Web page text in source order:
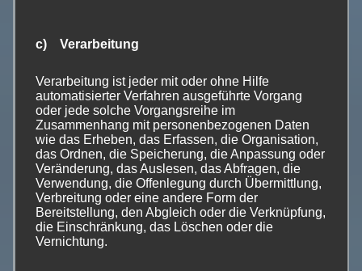
Weidetierhaltung sollen eine rechtliche und
der Landwirtschaft sind ausdrücklich zuzulassen. Dazu
gehören auch klein- und großflächige
Landschaftspflegemaßnahmen, die Schaffung und
Wiederherstellung vernetzter Biotopstrukturen, die nicht
(oder nur am Rande) der Lebensmittel- oder
Futtermittelerzeugung dienen, sondern in erster Linie
dem Naturgenuss und der Bereicherung der
Erlebniswelt gerade auch von Kindern und
Jugendlichen. Die derzeitige industrielle Landwirtschaft
c) Verarbeitung
Verarbeitung ist jeder mit oder ohne Hilfe
automatisierter Verfahren ausgeführte Vorgang
oder jede solche Vorgangsreihe im
Zusammenhang mit personenbezogenen Daten
wie das Erheben, das Erfassen, die Organisation,
das Ordnen, die Speicherung, die Anpassung oder
Veränderung, das Auslesen, das Abfragen, die
Verwendung, die Offenlegung durch Übermittlung,
Verbreitung oder eine andere Form der
Bereitstellung, den Abgleich oder die Verknüpfung,
die Einschränkung, das Löschen oder die
Vernichtung.